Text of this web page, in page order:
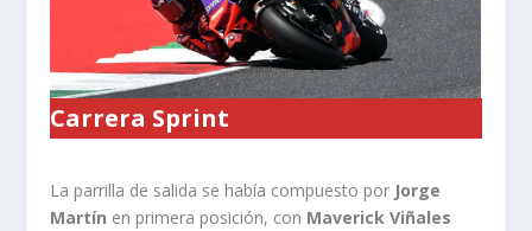
Carrera Sprint
La parrilla de salida se había compuesto por Jorge
Martín en primera posición, con Maverick Viñales